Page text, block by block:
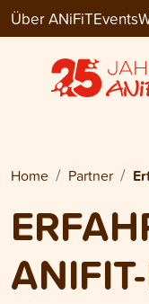
Über ANiFiTEvents
Home Partner